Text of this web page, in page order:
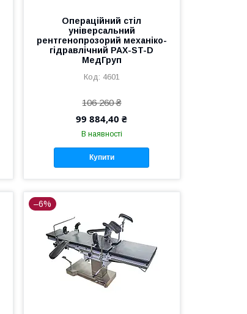
Операційний стіл
універсальний
рентгенопрозорий механіко-
гідравлічний PAX-ST-D
МедГруп
4601
106 260 ₴
99 884,40 ₴
В наявності
Купити
–6%